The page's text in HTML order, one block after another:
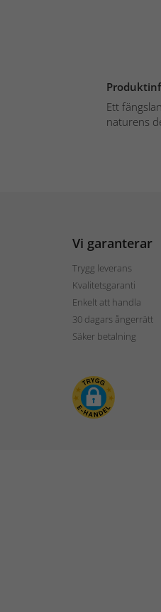
Ett
naturens
Vi garanterar
Trygg leverans
Kvalitetsgaranti
Enkelt att handla
30 dagars ångerrätt
Säker betalning